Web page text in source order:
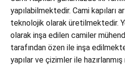
yapılabilmektedir. Cami kapıları
teknolojik olarak üretilmektedir.
olarak inşa edilen camiler
tarafından özen ile inşa
yapılar ve çizimler ile